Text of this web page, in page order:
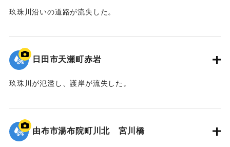
玖珠川沿いの道路が流失した。
2020/7/6｜固有コード:01215077
日田市天瀬町赤岩
玖珠川が氾濫し、護岸が流失した。
2020/7/6｜固有コード:01215076
由布市湯布院町川北 宮川橋